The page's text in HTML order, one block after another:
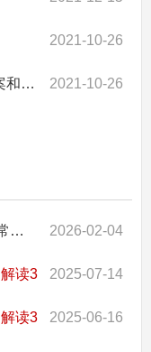
2021-10-26
2021-10-26
常德市人民政府制定地方性法规草案和政府规章办法
2026-02-04
常德市人民政府关于印发《2026年常德市人民政府工作责任清单》的通知
2025-07-14
解读3
2025-06-16
解读3